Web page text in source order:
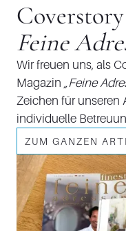
Feine
Wir freuen uns, als
Magazin „Feine
Zeichen für unseren
individuelle
ZUM GANZEN